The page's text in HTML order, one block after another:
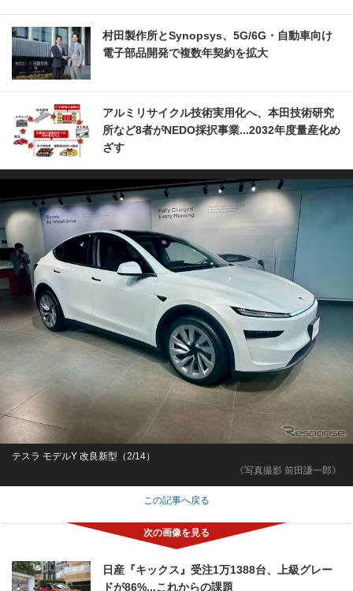
村田製作所とSynopsys、5G/6G・自動車向け
電子部品開発で複数年契約を拡大
アルミリサイクル技術実用化へ、本田技術研究
所など8者がNEDO採択事業...2032年度量産化め
ざす
《写真撮影 前田謙一郎》
テスラ モデルY 改良新型（2/14）
この記事へ戻る
日産『キックス』受注1万1388台、上級グレー
ドが86%...これからの課題